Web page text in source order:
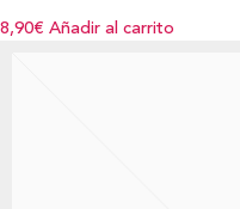
8,90€ Añadir al carrito